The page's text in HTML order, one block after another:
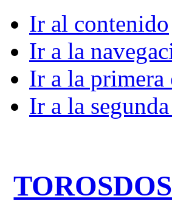
Ir al contenido
Ir a la
Ir a la primera
Ir a la
TOROSDOS